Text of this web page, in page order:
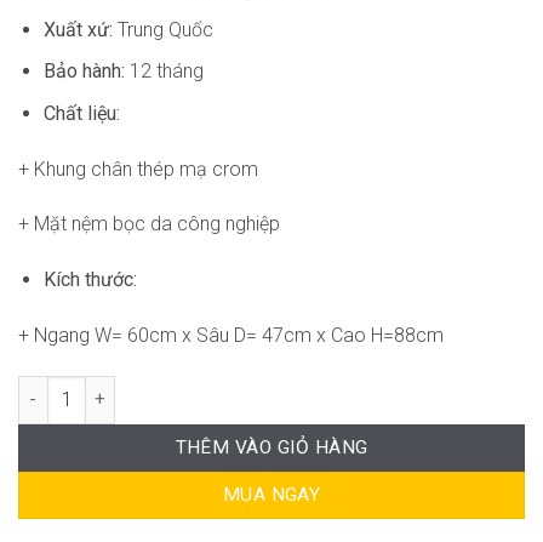
Xuất xứ: Trung Quốc
Bảo hành: 12 tháng
Chất liệu:
+ Khung chân thép mạ crom
+ Mặt nệm bọc da công nghiệp
Kích thước:
+ Ngang W= 60cm x Sâu D= 47cm x Cao H=88cm
Ghế Văn Phòng Chân Quỳ Nệm Da HS-WC4207 số lượng
THÊM VÀO GIỎ HÀNG
MUA NGAY